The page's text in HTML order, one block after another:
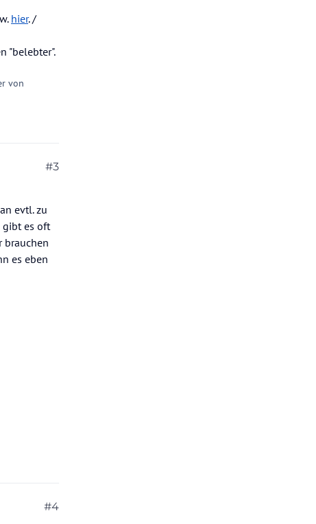
hier. /
"belebter".
von
#3
evtl. zu
gibt es oft
brauchen
es eben
#4